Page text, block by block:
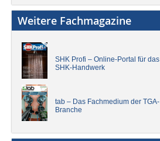
Weitere Fachmagazine
SHK Profi – Online-Portal für das
SHK-Handwerk
tab – Das Fachmedium der TGA-
Branche